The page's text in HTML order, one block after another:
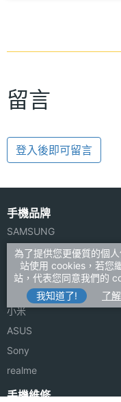
留言
登入後即可留言
手機品牌
SAMSUNG
Apple
OPPO
小米
ASUS
Sony
realme
手機維修
為了提供您更優質的個
站使用 cookies，若您
站，代表您同意我們的
我知道了!
了